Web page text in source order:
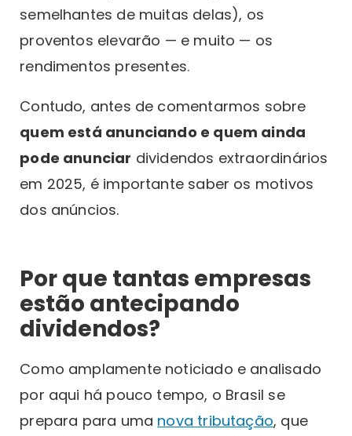
semelhantes de muitas delas), os
proventos elevarão — e muito — os
rendimentos presentes.
Contudo, antes de comentarmos sobre
quem está anunciando e quem ainda
pode anunciar dividendos extraordinários
em 2025, é importante saber os motivos
dos anúncios.
Por que tantas empresas
estão antecipando
dividendos?
Como amplamente noticiado e analisado
por aqui há pouco tempo, o Brasil se
prepara para uma nova tributação, que